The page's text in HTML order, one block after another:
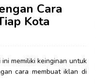
Cara
Kota
memiliki keinginan untuk
cara membuat iklan di